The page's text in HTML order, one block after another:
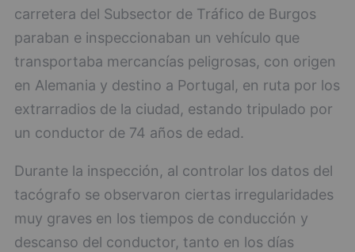
carretera del Subsector de Tráfico de Burgos
paraban e inspeccionaban un vehículo que
transportaba mercancías peligrosas, con origen
en Alemania y destino a Portugal, en ruta por los
extrarradios de la ciudad, estando tripulado por
un conductor de 74 años de edad.
Durante la inspección, al controlar los datos del
tacógrafo se observaron ciertas irregularidades
muy graves en los tiempos de conducción y
descanso del conductor, tanto en los días